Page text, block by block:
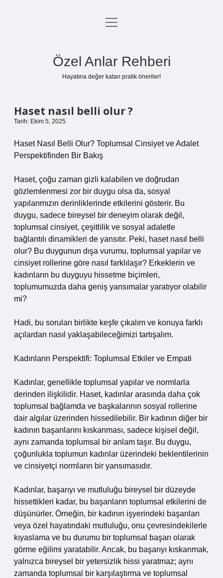
Anasayfa
menüyü
Özel Anlar Rehberi
Hayatına değer katan pratik öneriler!
Haset nasıl belli olur ?
Tarih: Ekim 5, 2025
Haset Nasıl Belli Olur? Toplumsal Cinsiyet ve Adalet
Perspektifinden Bir Bakış
Haset, çoğu zaman gizli kalabilen ve doğrudan
gözlemlenmesi zor bir duygu olsa da, sosyal
yapılarımızın derinliklerinde etkilerini gösterir. Bu
duygu, sadece bireysel bir deneyim olarak değil,
toplumsal cinsiyet, çeşitlilik ve sosyal adaletle
bağlantılı dinamikleri de yansıtır. Peki, haset nasıl belli
olur? Bu duygunun dışa vurumu, toplumsal yapılar ve
cinsiyet rollerine göre nasıl farklılaşır? Erkeklerin ve
kadınların bu duyguyu hissetme biçimleri,
toplumumuzda daha geniş yansımalar yaratıyor olabilir
mi?
Hadi, bu soruları birlikte keşfe çıkalım ve konuya farklı
açılardan nasıl yaklaşabileceğimizi tartışalım.
Kadınların Perspektifi: Toplumsal Etkiler ve Empati
Kadınlar, genellikle toplumsal yapılar ve normlarla
derinden ilişkilidir. Haset, kadınlar arasında daha çok
toplumsal bağlamda ve başkalarının sosyal rollerine
dair algılar üzerinden hissedilebilir. Bir kadının diğer bir
kadının başarılarını kıskanması, sadece kişisel değil,
aynı zamanda toplumsal bir anlam taşır. Bu duygu,
çoğunlukla toplumun kadınlar üzerindeki beklentilerinin
ve cinsiyetçi normların bir yansımasıdır.
Kadınlar, başarıyı ve mutluluğu bireysel bir düzeyde
hissettikleri kadar, bu başarıların toplumsal etkilerini de
düşünürler. Örneğin, bir kadının işyerindeki başarıları
veya özel hayatındaki mutluluğu, onu çevresindekilerle
kıyaslama ve bu durumu bir toplumsal başarı olarak
görme eğilimi yaratabilir. Ancak, bu başarıyı kıskanmak,
yalnızca bireysel bir yetersizlik hissi yaratmaz; aynı
zamanda toplumsal bir karşılaştırma ve toplumsal